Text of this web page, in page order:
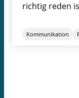
richtig reden
Kommunikation